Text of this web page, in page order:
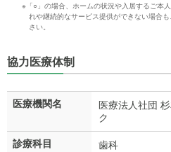
※「○」の場合、ホームの状況や入居するご本
れや継続的なサービス提供ができない場合
さい。
協力医療体制
医療機関名
医療法人社団
ク
診療科目 歯科